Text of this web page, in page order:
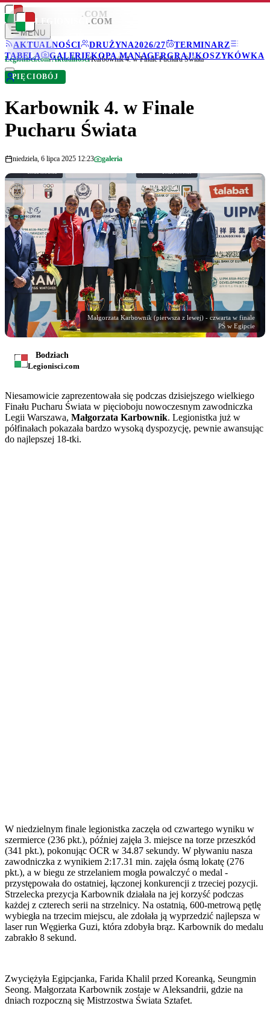
LEGIONISCI .COM
MENU
AKTUALNOŚCI
DRUŻYNA2026/27
TERMINARZ
TABELA
GALERIEKOPA MANAGERGRAJ!KOSZYKÓWKA
LEGIONISCI .COM
Legionisci.com/Aktualności/Karbownik 4. w Finale Pucharu Świata
PIĘCIOBÓJ
Karbownik 4. w Finale
Pucharu Świata
niedziela, 6 lipca 2025 12:23 galeria
Małgorzata Karbownik (pierwsza z lewej) - czwarta w finale
PŚ w Egipcie
Bodziach
Legionisci.com
Niesamowicie zaprezentowała się podczas dzisiejszego wielkiego
Finału Pucharu Świata w pięcioboju nowoczesnym zawodniczka
Legii Warszawa, Małgorzata Karbownik. Legionistka już w
półfinałach pokazała bardzo wysoką dyspozycję, pewnie awansując
do najlepszej 18-tki.
W niedzielnym finale legionistka zaczęła od czwartego wyniku w
szermierce (236 pkt.), później zajęła 3. miejsce na torze przeszkód
(341 pkt.), pokonując OCR w 34.87 sekundy. W pływaniu nasza
zawodniczka z wynikiem 2:17.31 min. zajęła ósmą lokatę (276
pkt.), a w biegu ze strzelaniem mogła powalczyć o medal -
przystępowała do ostatniej, łączonej konkurencji z trzeciej pozycji.
Strzelecka prezycja Karbownik działała na jej korzyść podczas
każdej z czterech serii na strzelnicy. Na ostatnią, 600-metrową pętlę
wybiegła na trzecim miejscu, ale zdołała ją wyprzedzić najlepsza w
laser run Węgierka Guzi, która zdobyła brąz. Karbownik do medalu
zabrakło 8 sekund.
Zwyciężyła Egipcjanka, Farida Khalil przed Koreanką, Seungmin
Seong. Małgorzata Karbownik zostaje w Aleksandrii, gdzie na
dniach rozpoczną się Mistrzostwa Świata Sztafet.